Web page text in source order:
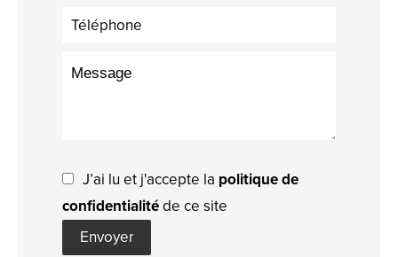
J’ai lu et j'accepte la politique de
confidentialitéde ce site
Envoyer